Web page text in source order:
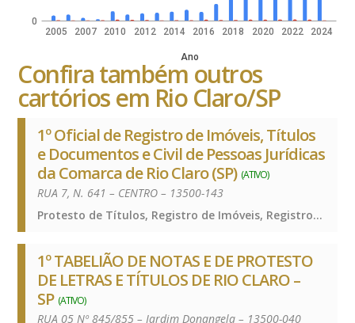
2005 2007 2010 2012 2014 2016 2018 2020 2022 2024
Ano
0
Confira também outros
cartórios em Rio Claro/SP
1º Oficial de Registro de Imóveis, Títulos
e Documentos e Civil de Pessoas Jurídicas
da Comarca de Rio Claro (SP) (ATIVO)
RUA 7, N. 641 – CENTRO – 13500-143
Protesto de Títulos, Registro de Imóveis, Registro de Títulos e Documentos e Civis das Pessoas Jurídicas, Protesto de Títulos, Registro de Imóveis, Registro de Títulos e Documentos e Civis das Pessoas Jurídicas, Protesto de Títulos, Registro de Imóveis, Registro de Títulos e Documentos e Civis das Pessoas Jurídicas
1º TABELIÃO DE NOTAS E DE PROTESTO
DE LETRAS E TÍTULOS DE RIO CLARO –
SP (ATIVO)
RUA 05 Nº 845/855 – Jardim Donangela – 13500-040